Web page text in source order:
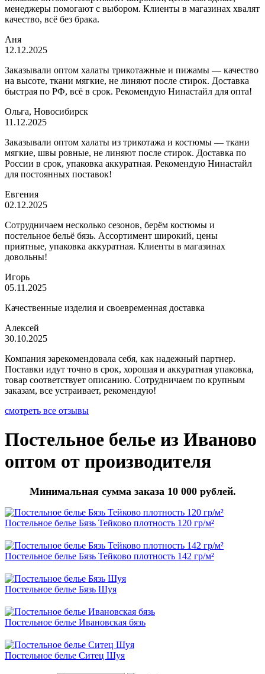
менеджеры помогают с выбором. Клиенты в магазинах хвалят
качество, всё без брака.
Аня
12.12.2025
Заказывали оптом халаты трикотажные и пижамы — качество
на высоте, ткани мягкие, не линяют после стирок. Доставка
быстрая по РФ, всё в срок. Рекомендую Нинастайл для опта!
Ольга, Новосибирск
11.12.2025
Заказывали оптом халаты из трикотажа и костюмы — ткани
мягкие, швы ровные, не линяют после стирок. Доставка по
России в срок, упаковка аккуратная. Рекомендую Нинастайл
для постоянных поставок!
Евгения
02.12.2025
Сотрудничаем несколько сезонов, берём костюмы и
постельное бельё бязь. Ассортимент широкий, цены
приятные, упаковка аккуратная. Клиенты в магазинах
довольны!
Игорь
05.11.2025
Качественные изделия и своевременная доставка
Алексей
30.10.2025
Компания зарекомендовала себя, как надежный партнер.
Поставки идут точно в срок, хорошая и аккуратная упаковка,
товар соответствует описанию. Сотрудничаем по крупным
заказам, все устраивает, рекомендую!
смотреть все отзывы
Постельное белье из Иваново
оптом от производителя
Минимальная сумма заказа 10 000 рублей.
Постельное белье Бязь Тейково плотность 120 гр/м²
Постельное белье Бязь Тейково плотность 142 гр/м²
Постельное белье Бязь Шуя
Постельное белье Ивановская бязь
Постельное белье Ситец Шуя